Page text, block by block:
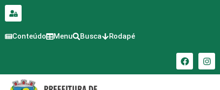
conteúdo
Conteúdo Menu Busca Rodapé